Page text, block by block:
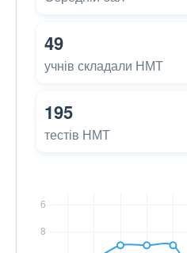
49
учнів складали НМТ
195
тестів НМТ